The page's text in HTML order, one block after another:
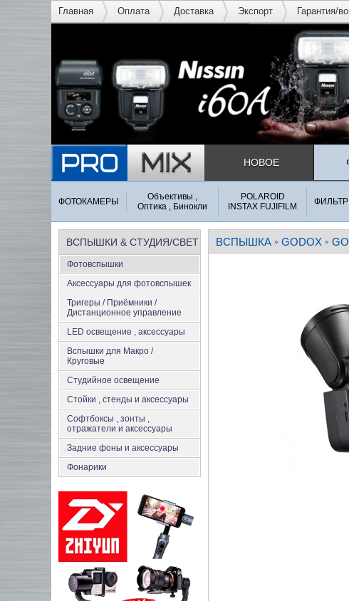
Главная Оплата Доставка Экспорт Гарантия/
НОВОЕ
ФОТОКАМЕРЫ
Объективы ,
Оптика , Бинокли
POLAROID
INSTAX FUJIFILM
ВСПЫШКИ & СТУДИЯ/СВЕТ
Фотовспышки
Аксеcсуары для фотовспышек
Тригеры / Приёмники /
Дистанционное управление
LED освещение , аксессуары
Вспышки для Макро /
Круговые
Студийное освещение
Стойки , стенды и аксессуары
Софтбоксы , зонты ,
отражатели и аксессуары
Задние фоны и аксессуары
Фонарики
ВСПЫШКА » GODOX »